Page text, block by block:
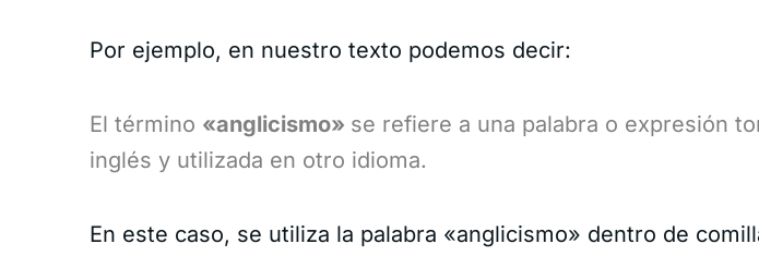
Por ejemplo, en nuestro texto podemos decir:
El término «anglicismo» se refiere a una palabra o expresión
inglés y utilizada en otro idioma.
En este caso, se utiliza la palabra «anglicismo» dentro de